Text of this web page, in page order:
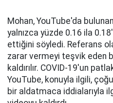
Mohan, YouTube'da
yalnızca yüzde 0.16 ila
ettiğini söyledi. Referans
zarar vermeyi teşvik eden
kaldırılır. COVID-19'un
YouTube, konuyla ilgili,
bir aldatmaca iddialarıyla